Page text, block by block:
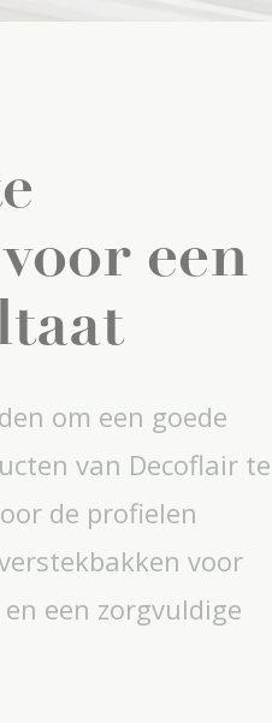
een
om een goede
van Decoflair te
de profielen
voor
een zorgvuldige